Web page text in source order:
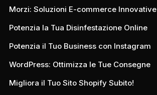
Morzi: Soluzioni E-commerce Innovative
Potenzia la Tua Disinfestazione Online
Potenzia il Tuo Business con Instagram
WordPress: Ottimizza le Tue Consegne
Migliora il Tuo Sito Shopify Subito!